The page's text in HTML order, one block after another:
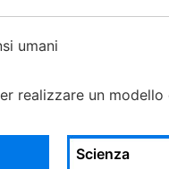
umani
realizzare un modello
Scienza